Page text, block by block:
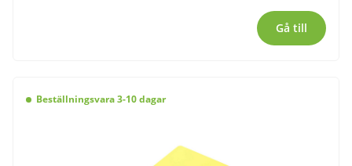
Gå till
Beställningsvara 3-10 dagar